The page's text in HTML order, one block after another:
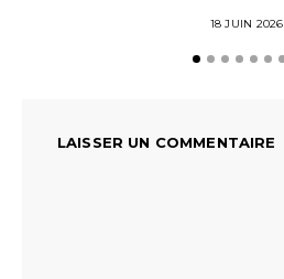
18 JUIN 2026
LAISSER UN COMMENTAIRE